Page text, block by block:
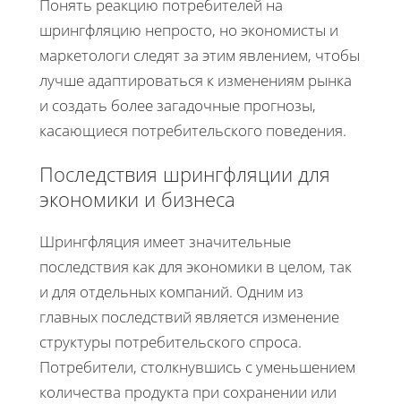
Понять реакцию потребителей на
шрингфляцию непросто, но экономисты и
маркетологи следят за этим явлением, чтобы
лучше адаптироваться к изменениям рынка
и создать более загадочные прогнозы,
касающиеся потребительского поведения.
Последствия шрингфляции для
экономики и бизнеса
Шрингфляция имеет значительные
последствия как для экономики в целом, так
и для отдельных компаний. Одним из
главных последствий является изменение
структуры потребительского спроса.
Потребители, столкнувшись с уменьшением
количества продукта при сохранении или